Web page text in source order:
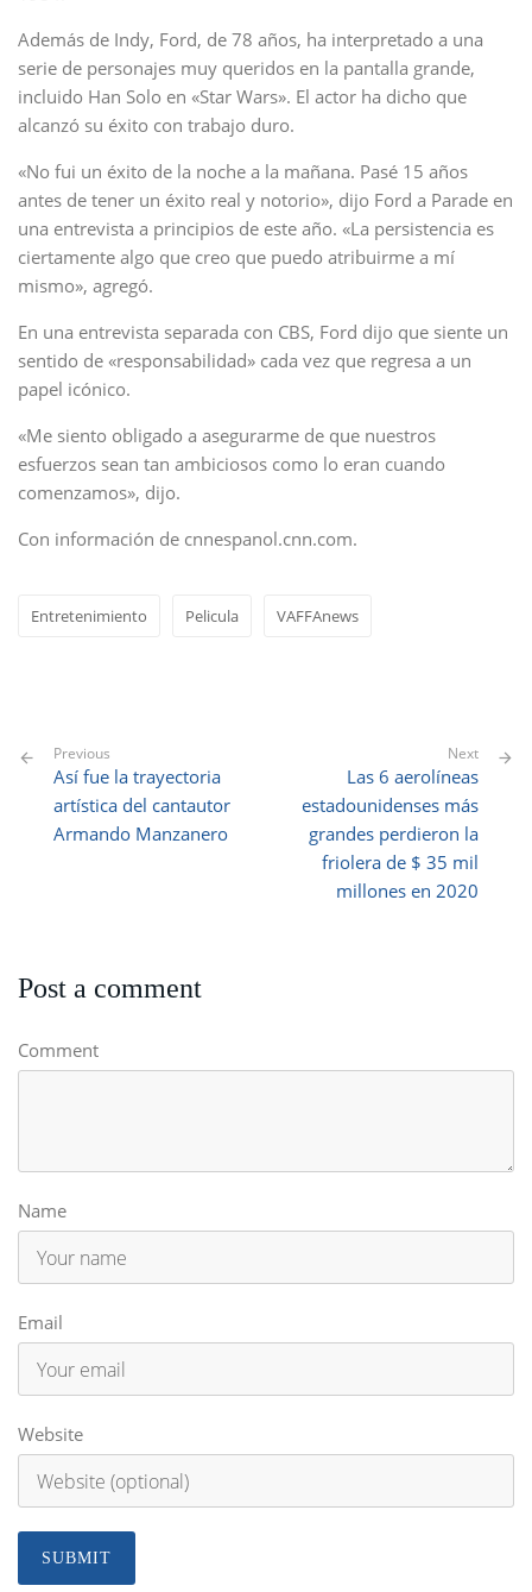
Además de Indy, Ford, de 78 años, ha interpretado a una
serie de personajes muy queridos en la pantalla grande,
incluido Han Solo en «Star Wars». El actor ha dicho que
alcanzó su éxito con trabajo duro.
«No fui un éxito de la noche a la mañana. Pasé 15 años
antes de tener un éxito real y notorio», dijo Ford a Parade en
una entrevista a principios de este año. «La persistencia es
ciertamente algo que creo que puedo atribuirme a mí
mismo», agregó.
En una entrevista separada con CBS, Ford dijo que siente un
sentido de «responsabilidad» cada vez que regresa a un
papel icónico.
«Me siento obligado a asegurarme de que nuestros
esfuerzos sean tan ambiciosos como lo eran cuando
comenzamos», dijo.
Con información de cnnespanol.cnn.com.
Entretenimiento Pelicula VAFFAnews
Previous
Así fue la trayectoria
artística del cantautor
Armando Manzanero
Next
Las 6 aerolíneas
estadounidenses más
grandes perdieron la
friolera de $ 35 mil
millones en 2020
Post a comment
Comment
Name
Email
Website